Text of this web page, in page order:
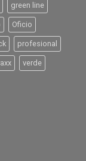
green line
Oficio
profesional
verde